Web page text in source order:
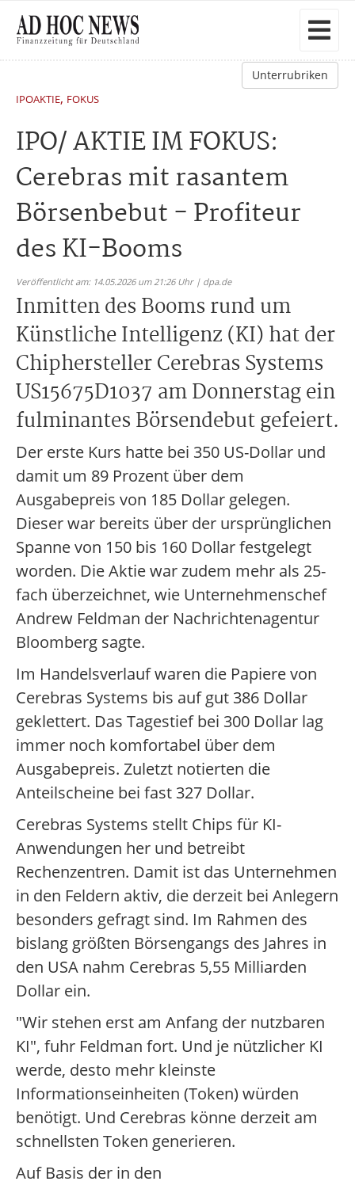
Unterrubriken
IPOAKTIE, FOKUS
IPO/ AKTIE IM FOKUS:
Cerebras mit rasantem
Börsenbebut - Profiteur
des KI-Booms
Veröffentlicht am: 14.05.2026 um 21:26 Uhr | dpa.de
Inmitten des Booms rund um
Künstliche Intelligenz (KI) hat der
Chiphersteller Cerebras Systems
US15675D1037 am Donnerstag ein
fulminantes Börsendebut gefeiert.
Der erste Kurs hatte bei 350 US-Dollar und
damit um 89 Prozent über dem
Ausgabepreis von 185 Dollar gelegen.
Dieser war bereits über der ursprünglichen
Spanne von 150 bis 160 Dollar festgelegt
worden. Die Aktie war zudem mehr als 25-
fach überzeichnet, wie Unternehmenschef
Andrew Feldman der Nachrichtenagentur
Bloomberg sagte.
Im Handelsverlauf waren die Papiere von
Cerebras Systems bis auf gut 386 Dollar
geklettert. Das Tagestief bei 300 Dollar lag
immer noch komfortabel über dem
Ausgabepreis. Zuletzt notierten die
Anteilscheine bei fast 327 Dollar.
Cerebras Systems stellt Chips für KI-
Anwendungen her und betreibt
Rechenzentren. Damit ist das Unternehmen
in den Feldern aktiv, die derzeit bei Anlegern
besonders gefragt sind. Im Rahmen des
bislang größten Börsengangs des Jahres in
den USA nahm Cerebras 5,55 Milliarden
Dollar ein.
"Wir stehen erst am Anfang der nutzbaren
KI", fuhr Feldman fort. Und je nützlicher KI
werde, desto mehr kleinste
Informationseinheiten (Token) würden
benötigt. Und Cerebras könne derzeit am
schnellsten Token generieren.
Auf Basis der in den